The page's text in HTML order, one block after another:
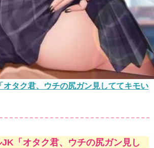
オタク君、ウチの尻ガン見しててキモい
JK「オタク君、ウチの尻ガン見し